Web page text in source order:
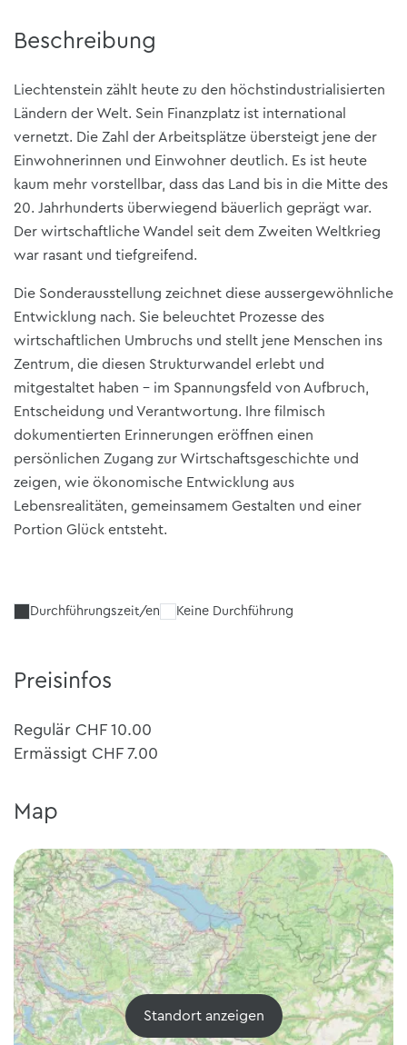
Beschreibung
Liechtenstein zählt heute zu den höchstindustrialisierten
Ländern der Welt. Sein Finanzplatz ist international
vernetzt. Die Zahl der Arbeitsplätze übersteigt jene der
Einwohnerinnen und Einwohner deutlich. Es ist heute
kaum mehr vorstellbar, dass das Land bis in die Mitte des
20. Jahrhunderts überwiegend bäuerlich geprägt war.
Der wirtschaftliche Wandel seit dem Zweiten Weltkrieg
war rasant und tiefgreifend.
Die Sonderausstellung zeichnet diese aussergewöhnliche
Entwicklung nach. Sie beleuchtet Prozesse des
wirtschaftlichen Umbruchs und stellt jene Menschen ins
Zentrum, die diesen Strukturwandel erlebt und
mitgestaltet haben – im Spannungsfeld von Aufbruch,
Entscheidung und Verantwortung. Ihre filmisch
dokumentierten Erinnerungen eröffnen einen
persönlichen Zugang zur Wirtschaftsgeschichte und
zeigen, wie ökonomische Entwicklung aus
Lebensrealitäten, gemeinsamem Gestalten und einer
Portion Glück entsteht.
Durchführungszeit/en Keine Durchführung
Preisinfos
Regulär CHF 10.00
Ermässigt CHF 7.00
Map
Standort anzeigen